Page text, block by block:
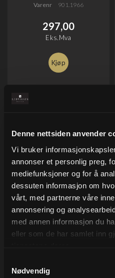
Denne nettsiden anvender
Vi bruker
annonser et personlig preg,
mediefunksjoner og for å
dessuten informasjon om
vårt, med partnerne våre
annonsering og
med annen informasjon du
eller som de har samlet inn
Nødvendig
Varenr 901.1966
297,00
Eks.Mva
Kjøp
Lable Gray, rund
Ø48 mm. á 250 stk.
Varenr 0033.06